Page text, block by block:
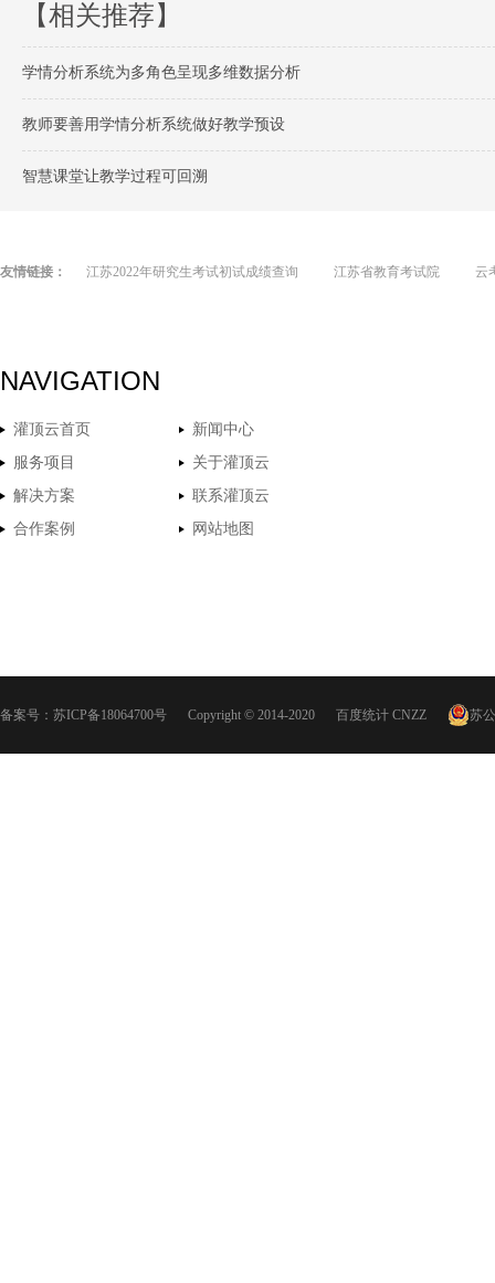
【相关推荐】
学情分析系统为多角色呈现多维数据分析
教师要善用学情分析系统做好教学预设
智慧课堂让教学过程可回溯
友情链接： 江苏2022年研究生考试初试成绩查询 江苏省教育考试院 云
NAVIGATION
灌顶云首页
新闻中心
服务项目
关于灌顶云
解决方案
联系灌顶云
合作案例
网站地图
备案号： 苏ICP备18064700号 Copyright © 2014-2020 百度统计 CNZZ 苏